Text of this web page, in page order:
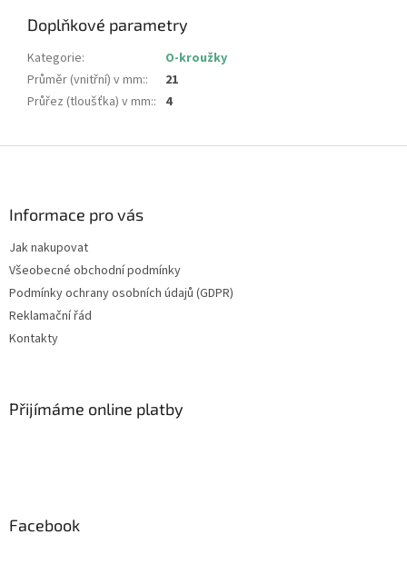
Doplňkové parametry
Kategorie:
O-kroužky
Průměr (vnitřní) v mm::
21
Průřez (tloušťka) v mm:: 4
Informace pro vás
Jak nakupovat
Všeobecné obchodní podmínky
Podmínky ochrany osobních údajů (GDPR)
Reklamační řád
Kontakty
Přijímáme online platby
Facebook